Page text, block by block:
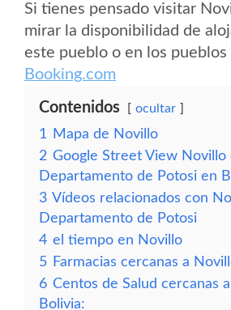
Si tienes pensado visitar
mirar la disponibilidad de
este pueblo o en los pueblos
Booking.com
Contenidos ocultar
1
Mapa de Novillo
2 Google Street View Novillo
Departamento de Potosi en
3 Vídeos relacionados con
Departamento de Potosi
4 el tiempo en Novillo
5 Farmacias cercanas a
6 Centos de Salud cercanas
Bolivia: